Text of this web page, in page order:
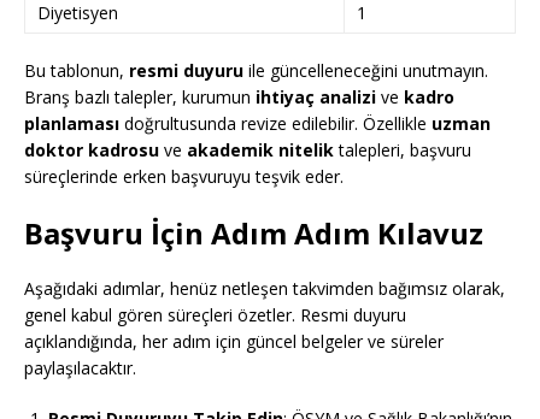
Diyetisyen
1
Bu tablonun, resmi duyuru ile güncelleneceğini unutmayın.
Branş bazlı talepler, kurumun ihtiyaç analizi ve kadro
planlaması doğrultusunda revize edilebilir. Özellikle uzman
doktor kadrosu ve akademik niteliktalepleri, başvuru
süreçlerinde erken başvuruyu teşvik eder.
Başvuru İçin Adım Adım Kılavuz
Aşağıdaki adımlar, henüz netleşen takvimden bağımsız olarak,
genel kabul gören süreçleri özetler. Resmi duyuru
açıklandığında, her adım için güncel belgeler ve süreler
paylaşılacaktır.